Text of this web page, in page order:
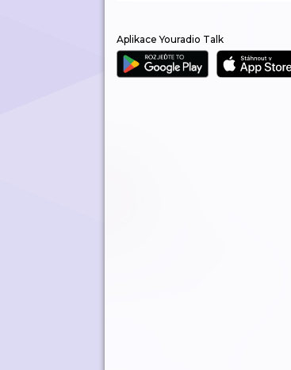
Aplikace Youradio Talk